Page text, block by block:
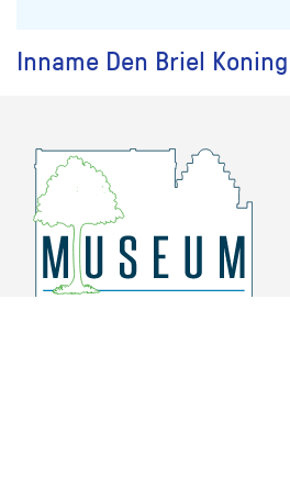
Inname Den Briel